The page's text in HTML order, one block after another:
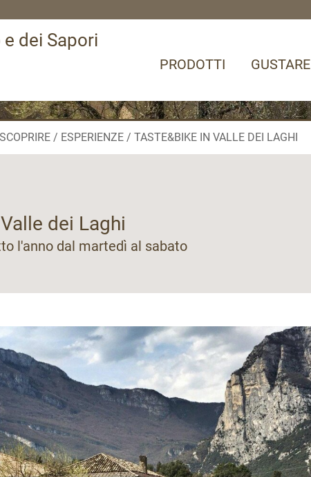
dei Sapori
PRODOTTI GUSTARE
SCOPRIRE ESPERIENZE TASTE&BIKE IN VALLE DEI LAGHI
dei Laghi
l'anno dal martedì al sabato